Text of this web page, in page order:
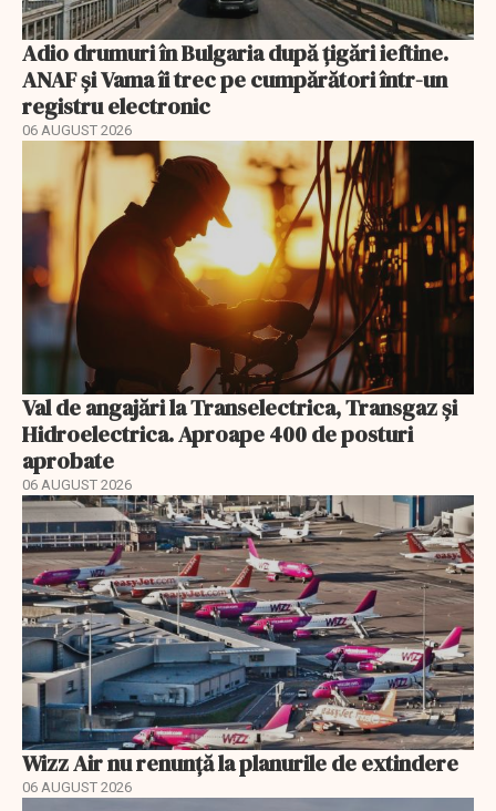
Adio drumuri în Bulgaria după țigări ieftine.
ANAF și Vama îi trec pe cumpărători într-un
registru electronic
06 AUGUST 2026
Val de angajări la Transelectrica, Transgaz și
Hidroelectrica. Aproape 400 de posturi
aprobate
06 AUGUST 2026
Wizz Air nu renunță la planurile de extindere
06 AUGUST 2026